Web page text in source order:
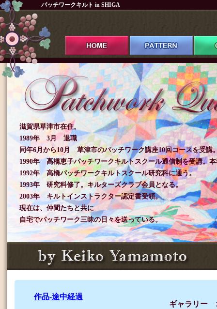
パッチワークキルト in SHIGA
滋賀県草津市在住。
1989年 3月 退職
同年6月から10月 草津市のパッチワーク講座10回コースを受講
1990年 高橋恵子パッチワークキルトスクール通信制を受講。
1992年 高橋パッチワークキルトスクール研究科に通う。
1993年 研究科修了。キルターズクラブ会員となる。
2003年 キルトインストラクター認定書受領。
現在は、仲間たちと共に
自宅でパッチワーク三昧の日々を送っている。
作品-途中経過
ギャラリー